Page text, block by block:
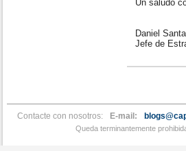
Un saludo
Daniel
Jefe de
Contacte con nosotros: E-mail:
Queda terminantemente